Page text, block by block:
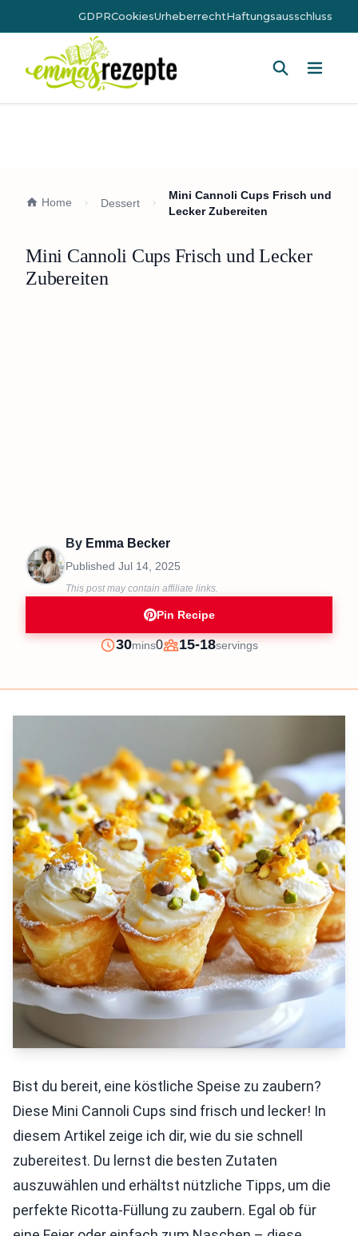
GDPRCookiesUrheberrechtHaftungsausschluss
Home Dessert
Mini Cannoli Cups Frisch und
Lecker Zubereiten
Mini Cannoli Cups Frisch und Lecker
Zubereiten
By Emma Becker
Published Jul 14, 2025
This post may contain affiliate links.
Pin Recipe
Prep
30minutes
mins0
Servings
15-18servings
Bist du bereit, eine köstliche Speise zu zaubern?
Diese Mini Cannoli Cups sind frisch und lecker! In
diesem Artikel zeige ich dir, wie du sie schnell
zubereitest. Du lernst die besten Zutaten
auszuwählen und erhältst nützliche Tipps, um die
perfekte Ricotta-Füllung zu zaubern. Egal ob für